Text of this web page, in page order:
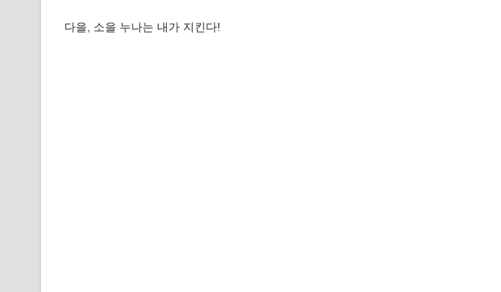
다을, 소을 누나는 내가 지킨다!